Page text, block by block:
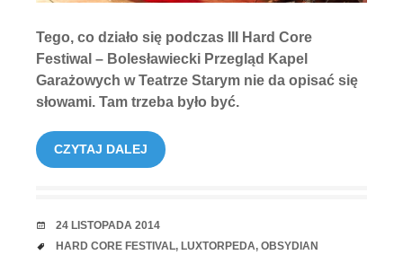
Tego, co działo się podczas III Hard Core
Festiwal – Bolesławiecki Przegląd Kapel
Garażowych w Teatrze Starym nie da opisać się
słowami. Tam trzeba było być.
CZYTAJ DALEJ
RANDKA
24 LISTOPADA 2014
TAGI
HARD CORE FESTIVAL, LUXTORPEDA, OBSYDIAN